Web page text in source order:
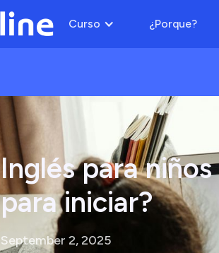
Curso ¿Porque?
Inglés para
para iniciar?
September 2, 2025